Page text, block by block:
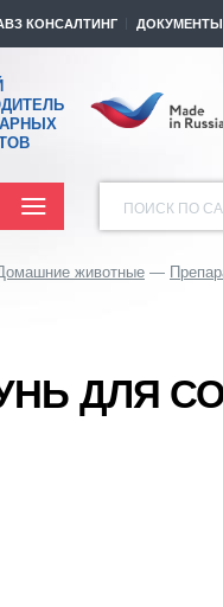
КОНСАЛТИНГ ДОКУМЕНТЫ
ПОИСК ПО
животные
ДЛЯ